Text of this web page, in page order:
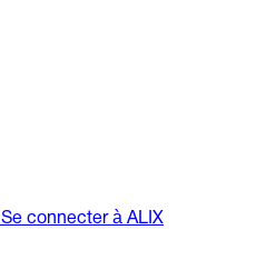
Se connecter à ALIX